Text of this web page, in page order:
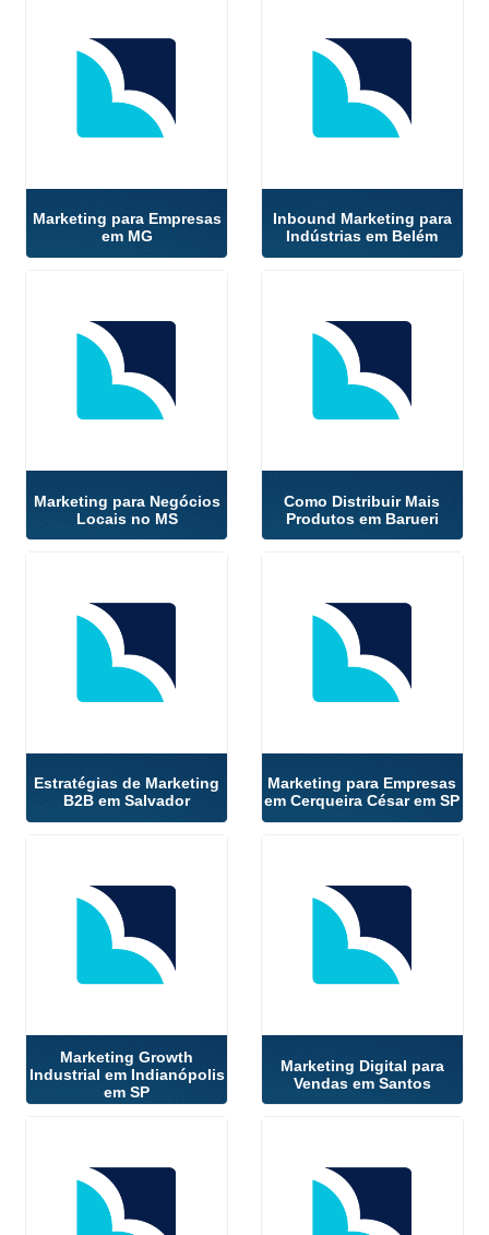
Marketing para Empresas
em MG
Inbound Marketing para
Indústrias em Belém
Marketing para Negócios
Locais no MS
Como Distribuir Mais
Produtos em Barueri
Estratégias de Marketing
B2B em Salvador
Marketing para Empresas
em Cerqueira César em SP
Marketing Growth
Industrial em Indianópolis
em SP
Marketing Digital para
Vendas em Santos